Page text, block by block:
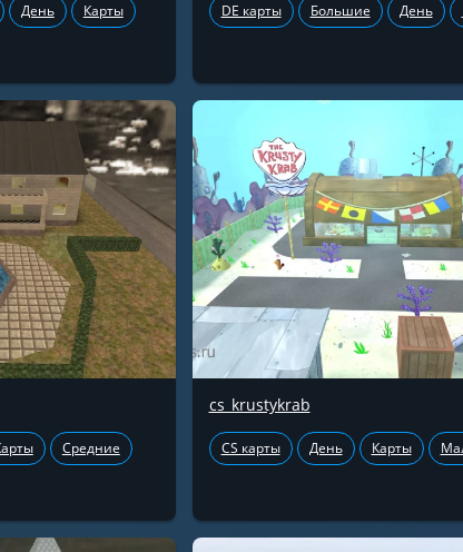
День Карты DE карты Большие День
Средние
cs_krustykrab
CS карты День Карты